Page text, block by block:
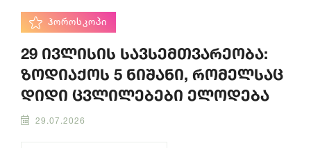
ᲰᲝᲠᲝᲡᲙᲝᲞᲘ
29 ივლისის სავსემთვარეობა:
ზოდიაქოს 5 ნიშანი, რომელსაც
დიდი ცვლილებები ელოდება
29.07.2026